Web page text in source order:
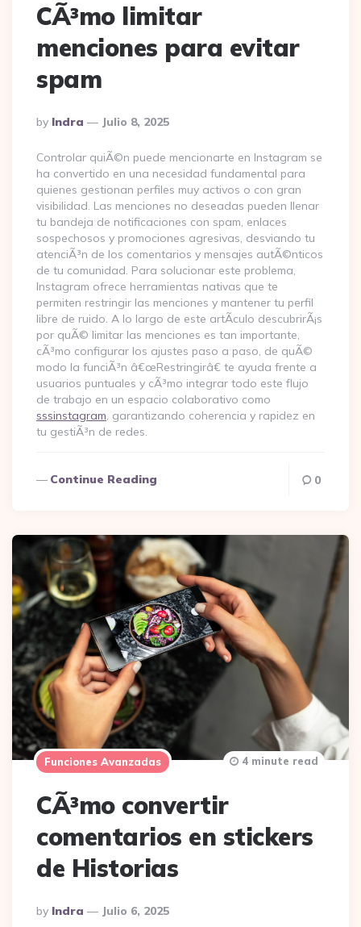
CÃ³mo limitar
menciones para evitar
spam
Posted
By
By Indra Julio 8, 2025
Controlar quiÃ©n puede mencionarte en Instagram se
ha convertido en una necesidad fundamental para
quienes gestionan perfiles muy activos o con gran
visibilidad. Las menciones no deseadas pueden llenar
tu bandeja de notificaciones con spam, enlaces
sospechosos y promociones agresivas, desviando tu
atenciÃ³n de los comentarios y mensajes autÃ©nticos
de tu comunidad. Para solucionar este problema,
Instagram ofrece herramientas nativas que te
permiten restringir las menciones y mantener tu perfil
libre de ruido. A lo largo de este artÃ­culo descubrirÃ¡s
por quÃ© limitar las menciones es tan importante,
cÃ³mo configurar los ajustes paso a paso, de quÃ©
modo la funciÃ³n â€œRestringirâ€ te ayuda frente a
usuarios puntuales y cÃ³mo integrar todo este flujo
de trabajo en un espacio colaborativo como
sssinstagram, garantizando coherencia y rapidez en
tu gestiÃ³n de redes.
Continue Reading 0
Funciones Avanzadas
CÃ³mo convertir
comentarios en stickers
de Historias
Posted
By
By Indra Julio 6, 2025
4 minute read